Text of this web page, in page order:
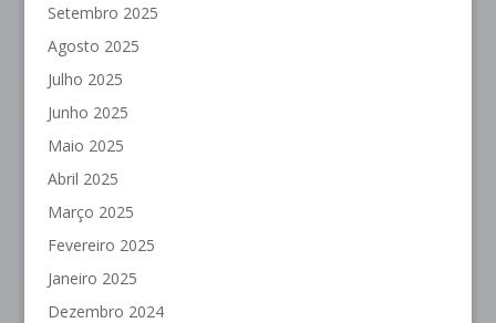
Setembro 2025
Agosto 2025
Julho 2025
Junho 2025
Maio 2025
Abril 2025
Março 2025
Fevereiro 2025
Janeiro 2025
Dezembro 2024